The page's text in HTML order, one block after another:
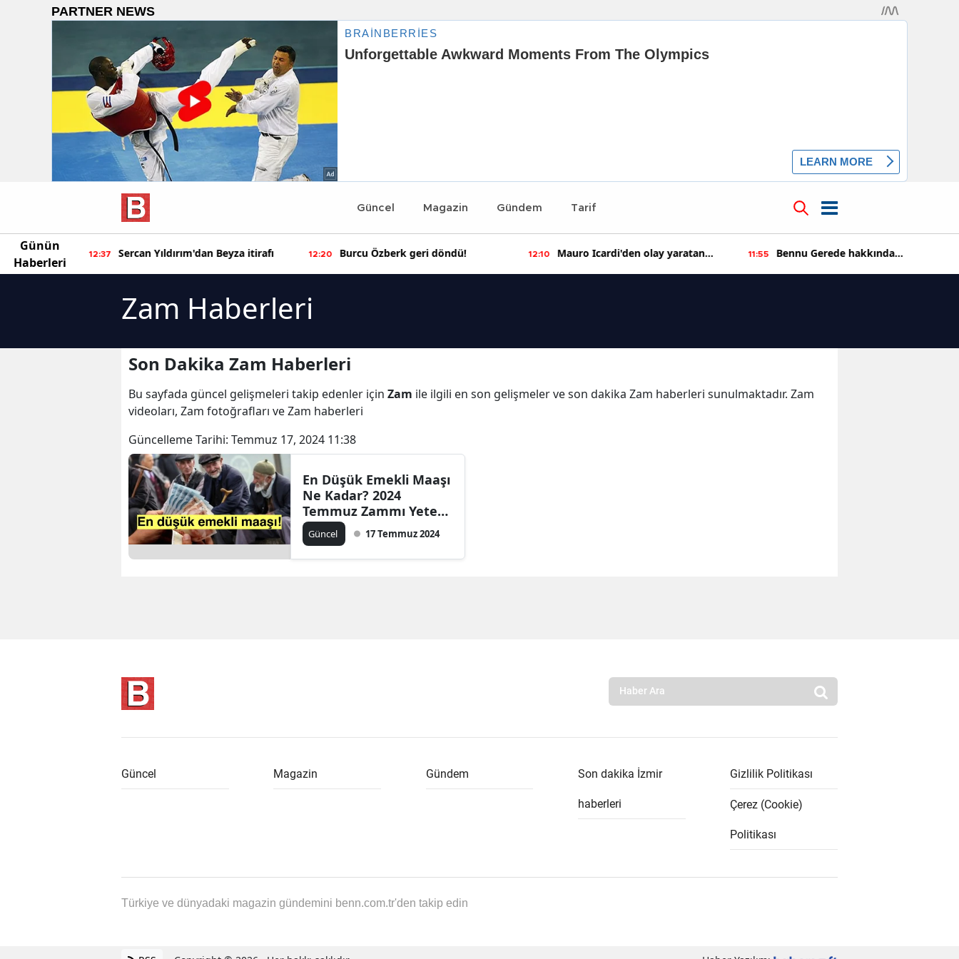
Güncel Magazin Gündem Tarif
Günün
Haberleri
yeni 12:37 Sercan Yıldırım'dan Beyza itirafı 12:20 Burcu Özberk geri döndü! 12:10
Mauro Icardi'den olay yaratan
11:55
Bennu Gerede hakkında
Zam Haberleri
Son Dakika Zam Haberleri
Bu sayfada güncel gelişmeleri takip edenler için Zam ile ilgili en son gelişmeler ve son dakika Zam haberleri sunulmaktadır. Zam
videoları, Zam fotoğrafları ve Zam haberleri
Güncelleme Tarihi: Temmuz 17, 2024 11:38
En Düşük Emekli Maaşı
Ne Kadar? 2024
Temmuz Zammı Yeterli
Olacak mı?
Güncel 17 Temmuz 2024
Güncel Magazin Gündem Son dakika İzmir
haberleri
Gizlilik Politikası
Çerez (Cookie)
Politikası
Türkiye ve dünyadaki magazin gündemini benn.com.tr'den takip edin